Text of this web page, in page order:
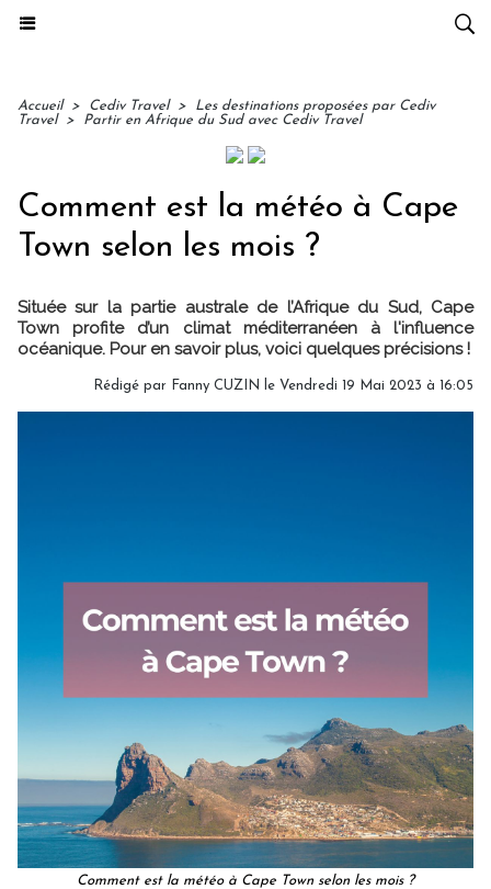
Accueil > Cediv Travel >
Les destinations proposées par Cediv
Travel
> Partir en Afrique du Sud avec Cediv Travel
Comment est la météo à Cape
Town selon les mois ?
Située sur la partie australe de l’Afrique du Sud, Cape
Town profite d’un climat méditerranéen à l'influence
océanique. Pour en savoir plus, voici quelques précisions !
Rédigé par Fanny CUZIN le Vendredi 19 Mai 2023 à 16:05
Comment est la météo à Cape Town selon les mois ?